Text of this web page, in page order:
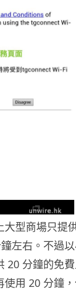
型商場只提
左右。不過
20 分鐘的免
使用 20 分鐘